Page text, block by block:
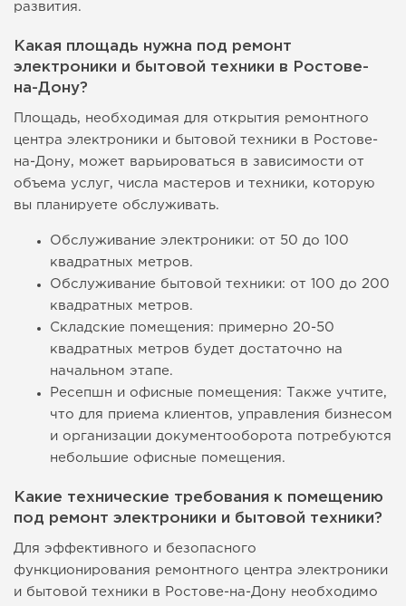
развития.
Какая площадь нужна под ремонт
электроники и бытовой техники в Ростове-
на-Дону?
Площадь, необходимая для открытия ремонтного
центра электроники и бытовой техники в Ростове-
на-Дону, может варьироваться в зависимости от
объема услуг, числа мастеров и техники, которую
вы планируете обслуживать.
Обслуживание электроники: от 50 до 100
квадратных метров.
Обслуживание бытовой техники: от 100 до 200
квадратных метров.
Складские помещения: примерно 20-50
квадратных метров будет достаточно на
начальном этапе.
Ресепшн и офисные помещения: Также учтите,
что для приема клиентов, управления бизнесом
и организации документооборота потребуются
небольшие офисные помещения.
Какие технические требования к помещению
под ремонт электроники и бытовой техники?
Для эффективного и безопасного
функционирования ремонтного центра электроники
и бытовой техники в Ростове-на-Дону необходимо